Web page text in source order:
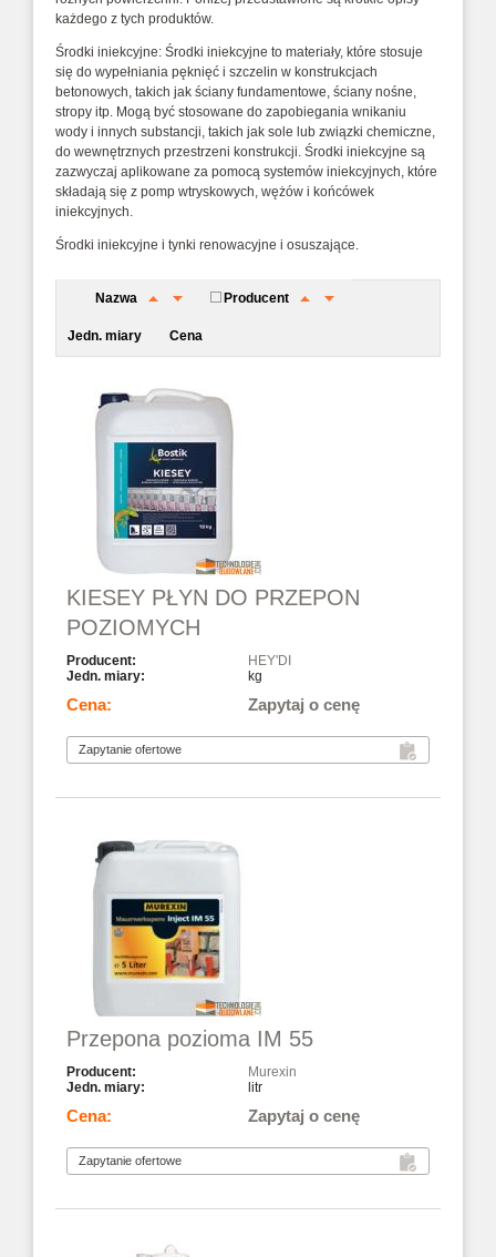
każdego z tych produktów.
Środki iniekcyjne: Środki iniekcyjne to materiały, które stosuje
się do wypełniania pęknięć i szczelin w konstrukcjach
betonowych, takich jak ściany fundamentowe, ściany nośne,
stropy itp. Mogą być stosowane do zapobiegania wnikaniu
wody i innych substancji, takich jak sole lub związki chemiczne,
do wewnętrznych przestrzeni konstrukcji. Środki iniekcyjne są
zazwyczaj aplikowane za pomocą systemów iniekcyjnych, które
składają się z pomp wtryskowych, wężów i końcówek
iniekcyjnych.
Środki iniekcyjne i tynki renowacyjne i osuszające.
Nazwa Producent
Jedn. miary Cena
KIESEY PŁYN DO PRZEPON
POZIOMYCH
HEY'DI
kg
Zapytaj o cenę
Przepona pozioma IM 55
Murexin
litr
Zapytaj o cenę